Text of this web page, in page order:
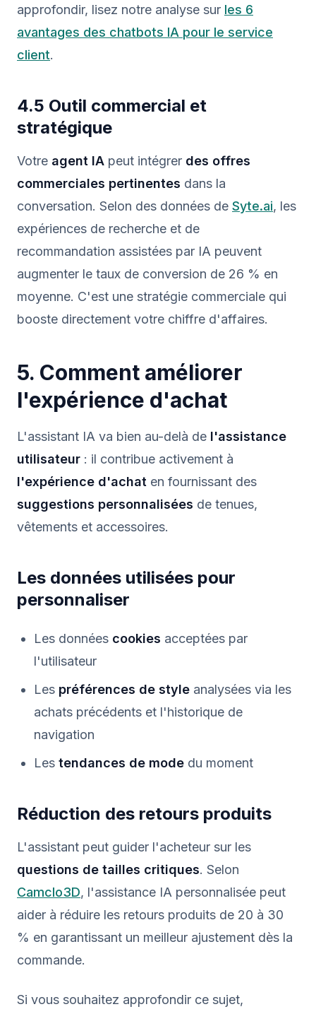
approfondir, lisez notre analyse sur les 6
avantages des chatbots IA pour le service
client.
4.5 Outil commercial et
stratégique
Votre agent IA peut intégrer des offres
commerciales pertinentes dans la
conversation. Selon des données de Syte.ai, les
expériences de recherche et de
recommandation assistées par IA peuvent
augmenter le taux de conversion de 26 % en
moyenne. C'est une stratégie commerciale qui
booste directement votre chiffre d'affaires.
5. Comment améliorer
l'expérience d'achat
L'assistant IA va bien au-delà de l'assistance
utilisateur : il contribue activement à
l'expérience d'achat en fournissant des
suggestions personnalisées de tenues,
vêtements et accessoires.
Les données utilisées pour
personnaliser
Les données cookies acceptées par
l'utilisateur
Les préférences de style analysées via les
achats précédents et l'historique de
navigation
Les tendances de mode du moment
Réduction des retours produits
L'assistant peut guider l'acheteur sur les
questions de tailles critiques. Selon
Camclo3D, l'assistance IA personnalisée peut
aider à réduire les retours produits de 20 à 30
% en garantissant un meilleur ajustement dès la
commande.
Si vous souhaitez approfondir ce sujet,